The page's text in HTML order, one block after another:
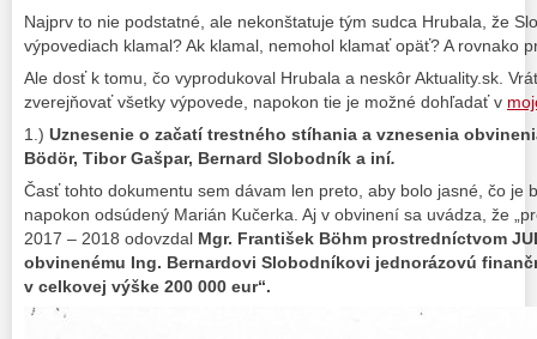
Najprv to nie podstatné, ale nekonštatuje tým sudca Hrubala, že
výpovediach klamal? Ak klamal, nemohol klamať opäť? A rovnako
Ale dosť k tomu, čo vyprodukoval Hrubala a neskôr Aktuality.sk.
zverejňovať všetky výpovede, napokon tie je možné dohľadať v
1.) Uznesenie o začatí trestného stíhania a vznesenia
Bödör, Tibor Gašpar, Bernard Slobodník a iní.
Časť tohto dokumentu sem dávam len preto, aby bolo jasné, čo je
napokon odsúdený Marián Kučerka. Aj v obvinení sa uvádza, že
2017 – 2018 odovzdal Mgr. František Böhm prostredníctvom
obvinenému Ing. Bernardovi Slobodníkovi jednorázovú
v celkovej výške 200 000 eur“.